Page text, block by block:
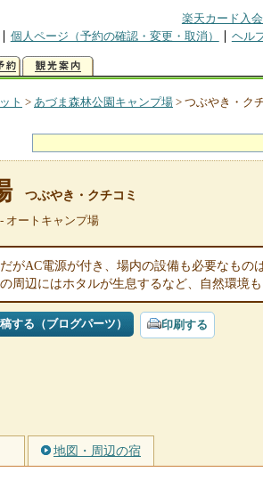
楽天カード入
個人ページ（予約の確認・変更・取消） ヘル
ト > あづま森林公園キャンプ場 > つぶやき・ク
つぶやき・クチコミ
オートキャンプ場
がAC電源が付き、場内の設備も必要なもの
周辺にはホタルが生息するなど、自然環境も
する（ブログパーツ） 印刷する
地図・周辺の宿